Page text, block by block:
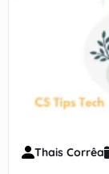
Thais Corrêa